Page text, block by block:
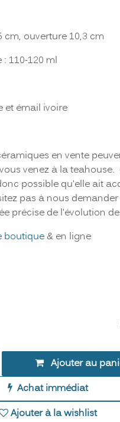
cm, ouverture 10,3 cm
110-120 ml
et émail ivoire
en vente
venez à la
possible qu'elle ait
pas à nous
précise de l'évolution
boutique & en ligne
Ajouter au
Achat immédiat
Ajouter à la wishlist